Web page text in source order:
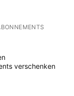
verschenken